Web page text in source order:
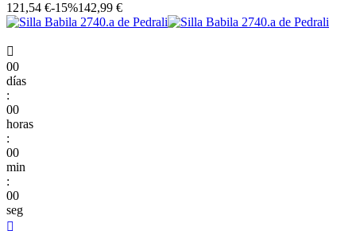
121,54 €-15%142,99 €

00
días
:
00
horas
:
00
min
:
00
seg
